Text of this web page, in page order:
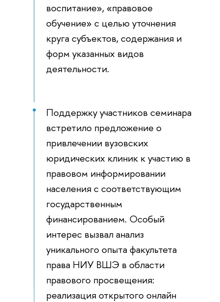
воспитание», «правовое
обучение» с целью уточнения
круга субъектов, содержания и
форм указанных видов
деятельности.
Поддержку участников семинара
встретило предложение о
привлечении вузовских
юридических клиник к участию в
правовом информировании
населения с соответствующим
государственным
финансированием. Особый
интерес вызвал анализ
уникального опыта факультета
права НИУ ВШЭ в области
правового просвещения:
реализация открытого онлайн